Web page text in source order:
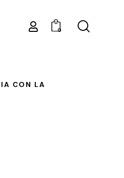
0
CON LA